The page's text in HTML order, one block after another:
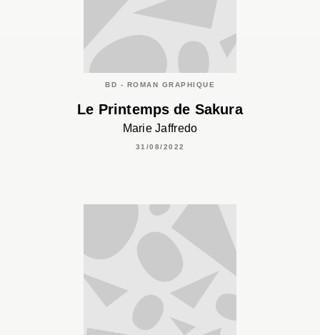
BD - ROMAN GRAPHIQUE
Le Printemps de Sakura
Marie Jaffredo
31/08/2022